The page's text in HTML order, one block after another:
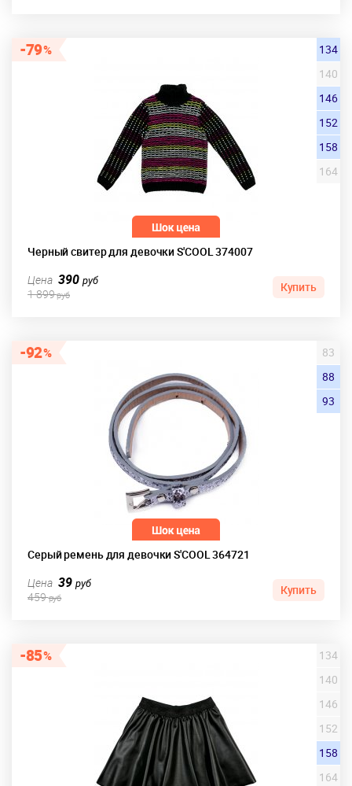
79
Черный свитер для девочки S'COOL 374007
134
140
146
152
158
164
Цена 390руб
1 899руб
Купить
92
Серый ремень для девочки S'COOL 364721
83
88
93
Цена 39руб
459руб
Купить
85
134
140
146
152
158
164